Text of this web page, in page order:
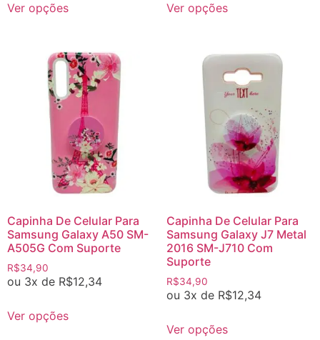
Ver opções Ver opções
Capinha De Celular Para
Samsung Galaxy A50 SM-
A505G Com Suporte
R$34,90
ou 3x de R$12,34
Ver opções
Capinha De Celular Para
Samsung Galaxy J7 Metal
2016 SM-J710 Com
Suporte
R$34,90
ou 3x de R$12,34
Ver opções